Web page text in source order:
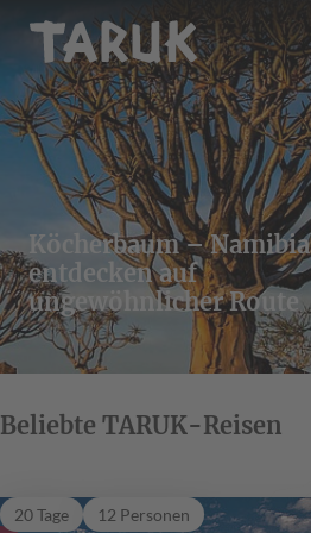
Köcherbaum – Namibia
entdecken auf
ungewöhnlicher Route
Beliebte TARUK-Reisen
20 Tage 12 Personen
Welwitschia